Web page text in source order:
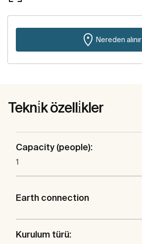
Nereden alınır
Tekni̇k özelli̇kler
Capacity (people):
1
Earth connection
Kurulum türü: